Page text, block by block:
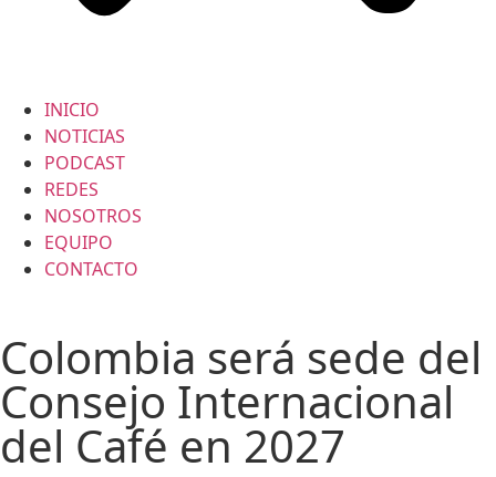
INICIO
NOTICIAS
PODCAST
REDES
NOSOTROS
EQUIPO
CONTACTO
Colombia será sede del
Consejo Internacional
del Café en 2027